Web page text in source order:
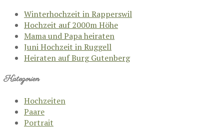
Winterhochzeit in Rapperswil
Hochzeit auf 2000m Höhe
Mama und Papa heiraten
Juni Hochzeit in Ruggell
Heiraten auf Burg Gutenberg
Kategorien
Hochzeiten
Paare
Portrait